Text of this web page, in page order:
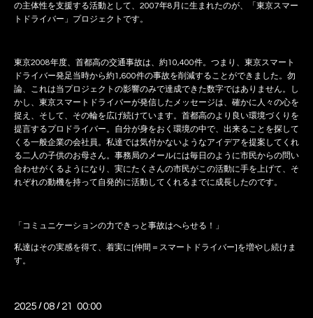
の主体性を支援する活動として、2007年8月に生まれたのが、「東京スマー
トドライバー」プロジェクトです。
東京2008年度、首都高の交通事故は、約10,400件。つまり、東京スマート
ドライバー発足当時から約1,600件の事故を削減することができました。勿
論、これは当プロジェクトの影響のみで達成できた数字ではありません。し
かし、東京スマートドライバーが発信したメッセージは、確かに人々の心を
捉え、そして、その輪を広げ続けています。首都高のより良い環境づくりを
提言するプロドライバー。自分が身をおく環境の中で、出来ることを探して
くる一般企業の会社員。私達では気付かないようなアイデアを提案してくれ
る二人の子供のお母さん。事務局のメールには毎日のように市民からの問い
合わせがくるようになり、実にたくさんの市民がこの活動に手を上げて、そ
れぞれの動機を持って自発的に活動してくれるまでに成長したのです。
「コミュニケーションの力できっと事故はへらせる！」
私達はその実感を得て、着実に[仲間＝スマートドライバー]を増やし続けま
す。
2025 /08 / 21 00:00